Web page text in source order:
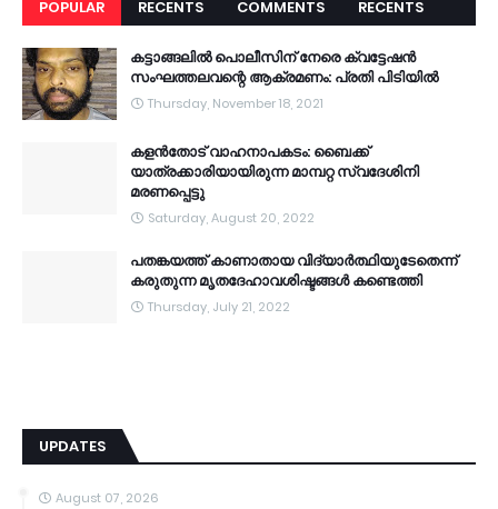
POPULAR RECENTS COMMENTS RECENTS
കട്ടാങ്ങലിൽ പൊലീസിന് നേരെ ക്വട്ടേഷൻ
സംഘത്തലവന്റെ ആക്രമണം: പ്രതി പിടിയിൽ
Thursday, November 18, 2021
കളൻതോട് വാഹനാപകടം: ബൈക്ക്
യാത്രക്കാരിയായിരുന്ന മാമ്പറ്റ സ്വദേശിനി
മരണപ്പെട്ടു
Saturday, August 20, 2022
പതങ്കയത്ത് കാണാതായ വിദ്യാർത്ഥിയുടേതെന്ന്
കരുതുന്ന മൃതദേഹാവശിഷ്ടങ്ങൾ കണ്ടെത്തി
Thursday, July 21, 2022
UPDATES
August 07, 2026